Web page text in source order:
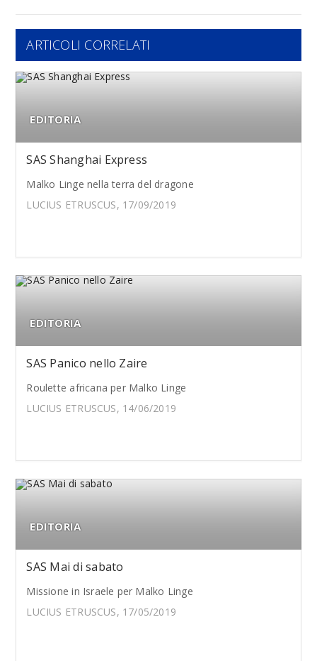
ARTICOLI CORRELATI
EDITORIA
SAS Shanghai Express
Malko Linge nella terra del dragone
LUCIUS ETRUSCUS, 17/09/2019
EDITORIA
SAS Panico nello Zaire
Roulette africana per Malko Linge
LUCIUS ETRUSCUS, 14/06/2019
EDITORIA
SAS Mai di sabato
Missione in Israele per Malko Linge
LUCIUS ETRUSCUS, 17/05/2019